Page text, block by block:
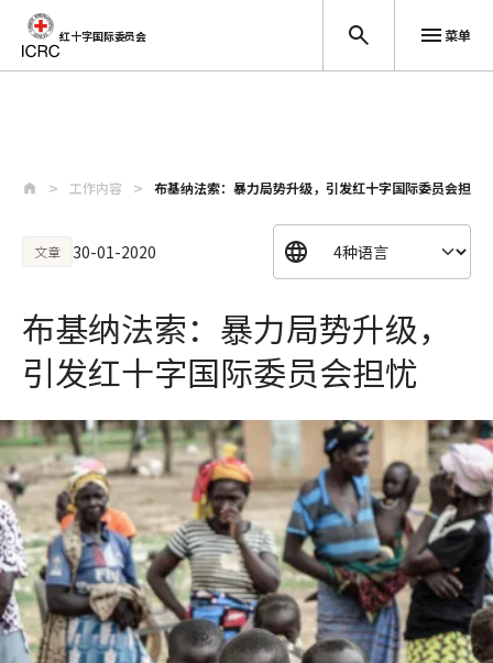
红十字国际委员会 菜单
工作内容 布基纳法索：暴力局势升级，引发红十字国际委员会担忧
文章 30-01-2020
布基纳法索：暴力局势升级，
引发红十字国际委员会担忧